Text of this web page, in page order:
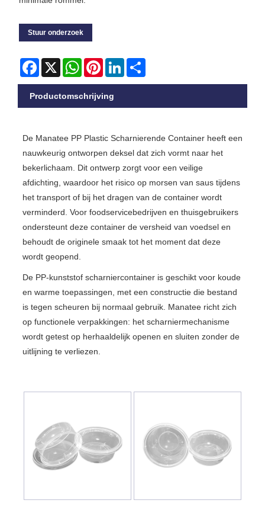
Stuur onderzoek
Facebook
X WhatsAppPinterestLinkedIn
Productomschrijving
De Manatee PP Plastic Scharnierende Container heeft een
nauwkeurig ontworpen deksel dat zich vormt naar het
bekerlichaam. Dit ontwerp zorgt voor een veilige
afdichting, waardoor het risico op morsen van saus tijdens
het transport of bij het dragen van de container wordt
verminderd. Voor foodservicebedrijven en thuisgebruikers
ondersteunt deze container de versheid van voedsel en
behoudt de originele smaak tot het moment dat deze
wordt geopend.
De PP-kunststof scharniercontainer is geschikt voor koude
en warme toepassingen, met een constructie die bestand
is tegen scheuren bij normaal gebruik. Manatee richt zich
op functionele verpakkingen: het scharniermechanisme
wordt getest op herhaaldelijk openen en sluiten zonder de
uitlijning te verliezen.